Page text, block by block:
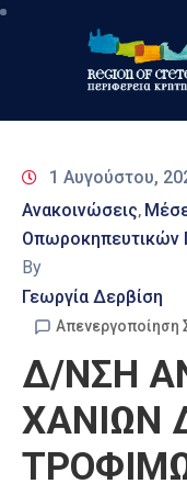
Περιφέρεια
&
Δράσεις
Ψηφιακές
Υπηρεσίες
Επικοινωνία
1 Αυγούστου,
Ανακοινώσεις‚
Οπωροκηπευτικών
By
Γεωργία Δερβίση
Απενεργοποίηση
Δ/ΝΣΗ
ΧΑΝΙΩΝ